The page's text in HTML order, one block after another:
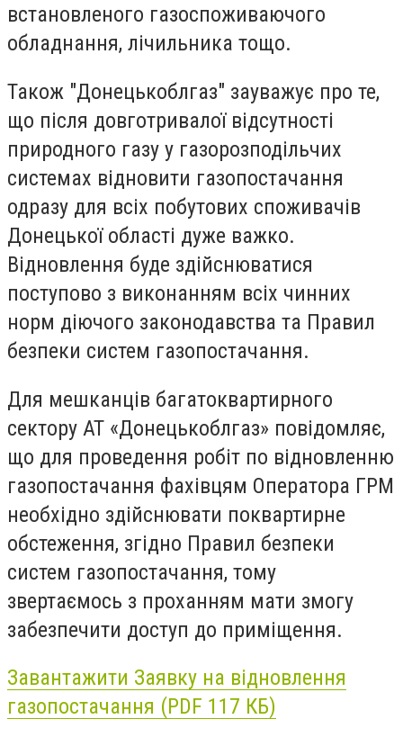
встановленого газоспоживаючого
обладнання, лічильника тощо.
Також "Донецькоблгаз" зауважує про те,
що після довготривалої відсутності
природного газу у газорозподільчих
системах відновити газопостачання
одразу для всіх побутових споживачів
Донецької області дуже важко.
Відновлення буде здійснюватися
поступово з виконанням всіх чинних
норм діючого законодавства та Правил
безпеки систем газопостачання.
Для мешканців багатоквартирного
сектору АТ «Донецькоблгаз» повідомляє,
що для проведення робіт по відновленню
газопостачання фахівцям Оператора ГРМ
необхідно здійснювати поквартирне
обстеження, згідно Правил безпеки
систем газопостачання, тому
звертаємось з проханням мати змогу
забезпечити доступ до приміщення.
Завантажити Заявку на відновлення
газопостачання (PDF 117 КБ)